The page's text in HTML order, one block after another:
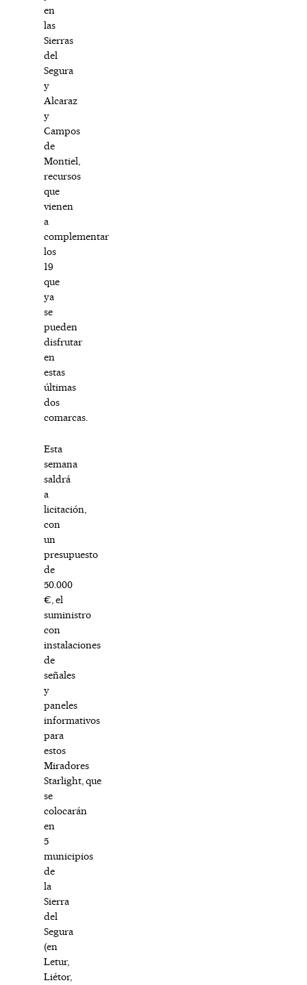
en
las
Sierras
del
Segura
y
Alcaraz
y
Campos
de
Montiel,
recursos
que
vienen
a
complementar
los
19
que
ya
se
pueden
disfrutar
en
estas
últimas
dos
comarcas.
Esta
semana
saldrá
a
licitación,
con
un
presupuesto
de
50.000
€, el
suministro
con
instalaciones
de
señales
y
paneles
informativos
para
estos
Miradores
Starlight, que
se
colocarán
en
5
municipios
de
la
Sierra
del
Segura
(en
Letur,
Liétor,